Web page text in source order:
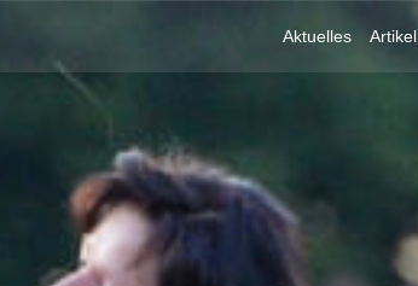
Aktuelles Artikel